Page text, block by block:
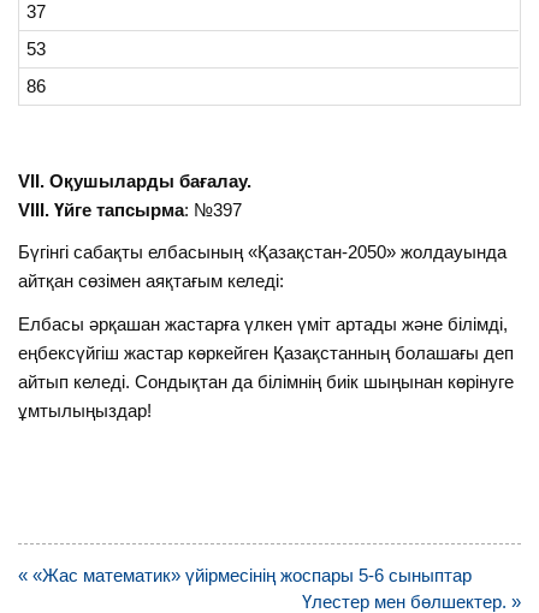
37
53
86
VІІ. Оқушыларды бағалау.
VІІI. Үйге тапсырма: №397
Бүгінгі сабақты елбасының «Қазақстан-2050» жолдауында
айтқан сөзімен аяқтағым келеді:
Елбасы әрқашан жастарға үлкен үміт артады және білімді,
еңбексүйгіш жастар көркейген Қазақстанның болашағы деп
айтып келеді. Сондықтан да білімнің биік шыңынан көрінуге
ұмтылыңыздар!
Навигация
« «Жас математик» үйірмесінің жоспары 5-6 сыныптар
Үлестер мен бөлшектер. »